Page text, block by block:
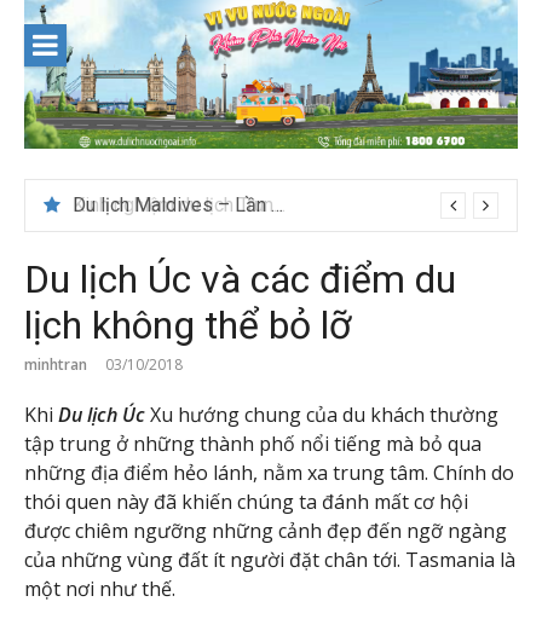
content
Du lịch Maldives – Lần đầu nên đi đâu, chơi gì?
Du lịch Úc và các điểm du
lịch không thể bỏ lỡ
minhtran 03/10/2018
Khi Du lịch ÚcXu hướng chung của du khách thường
tập trung ở những thành phố nổi tiếng mà bỏ qua
những địa điểm hẻo lánh, nằm xa trung tâm. Chính do
thói quen này đã khiến chúng ta đánh mất cơ hội
được chiêm ngưỡng những cảnh đẹp đến ngỡ ngàng
của những vùng đất ít người đặt chân tới. Tasmania là
một nơi như thế.